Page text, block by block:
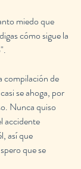
miedo que
cómo sigue la
compilación de
se ahoga, por
Nunca quiso
accidente
así que
que se